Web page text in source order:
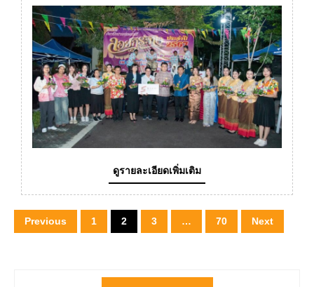
ประเพณี
วันลอย
กระทง
“ประจำ
ปี
๒๕๖๗
ดูรายละเอียดเพิ่มเติมดู
ราย
ละเอียด
เพิ่ม
Posts
pagination
Previous 1 2 3 … 70 Next